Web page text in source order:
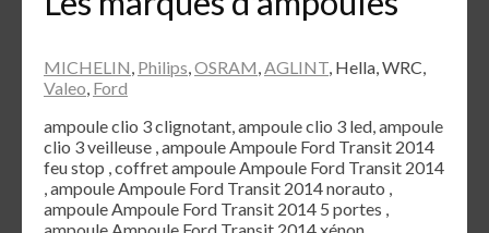
MICHELIN, Philips,OSRAM,AGLINT, Hella, WRC,
Valeo, Ford
ampoule clio 3 clignotant, ampoule clio 3 led, ampoule
clio 3 veilleuse , ampoule Ampoule Ford Transit 2014
feu stop , coffret ampoule Ampoule Ford Transit 2014
, ampoule Ampoule Ford Transit 2014 norauto ,
ampoule Ampoule Ford Transit 2014 5 portes ,